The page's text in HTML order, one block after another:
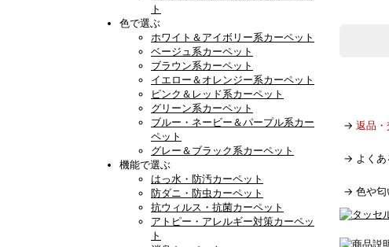
ト
色で選ぶ
ホワイト＆アイボリー系カーペット
ベージュ系カーペット
ブラウン系カーペット
イエロー＆オレンジー系カーペット
ピンク＆レッド系カーペット
グリーン系カーペット
ブルー・ネービー＆パープル系カー
ペット
グレー＆ブラック系カーペット
機能で選ぶ
はっ水・防汚カーペット
防ダニ・防虫カーペット
抗ウィルス・抗菌カーペット
アトピー・アレルギー対策カーペッ
ト
→ 返品・
→ よく
→ 色や匂